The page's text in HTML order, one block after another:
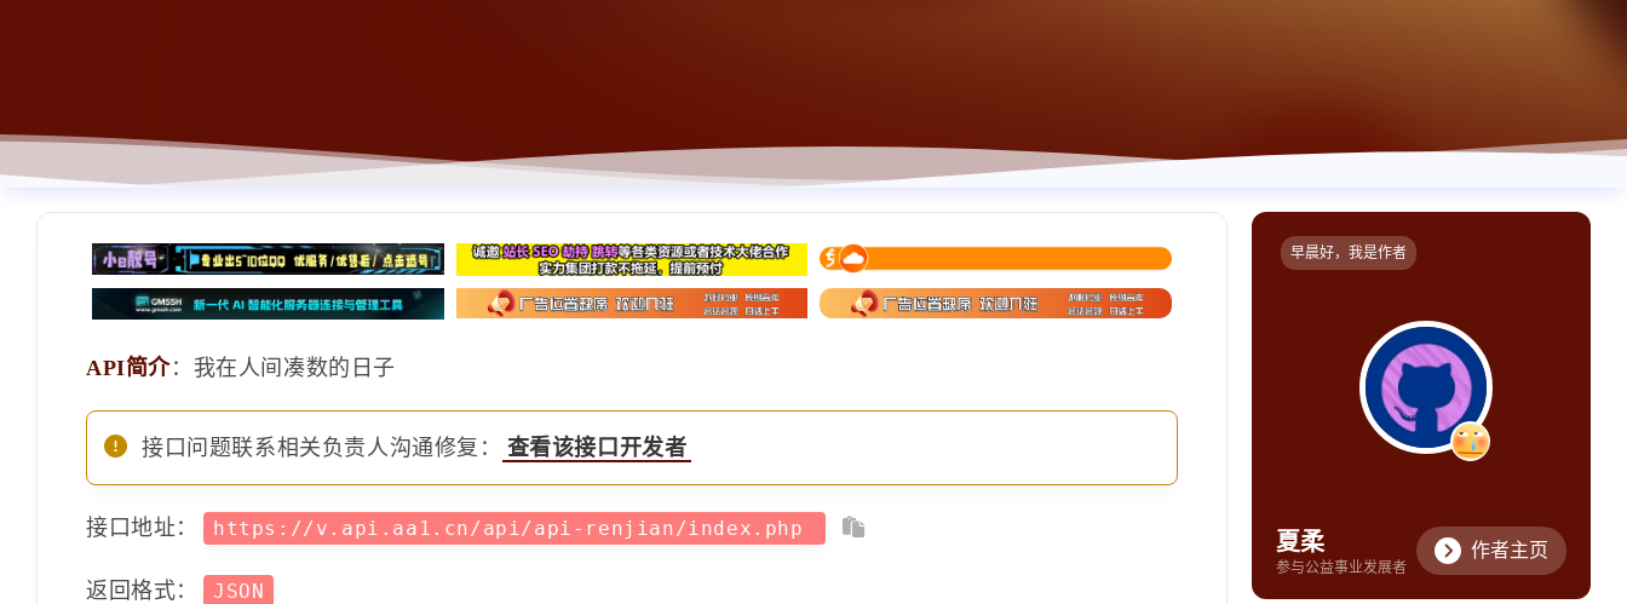
API简介：我在人间凑数的日子
接口问题联系相关负责人沟通修复： 查看该接口开发者
接口地址： https://v.api.aa1.cn/api/api-renjian/index.php
返回格式： JSON
早晨好，我是作者
作者主页
夏柔
参与公益事业发展者